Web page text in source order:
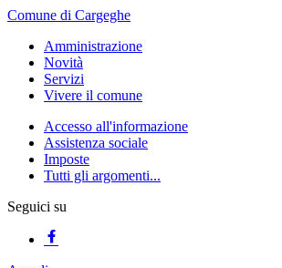
Comune di Cargeghe
Amministrazione
Novità
Servizi
Vivere il comune
Accesso all'informazione
Assistenza sociale
Imposte
Tutti gli argomenti...
Seguici su